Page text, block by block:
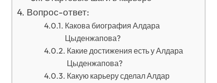
Вопрос-ответ:
Какова биография Алдара
Цыденжапова?
Какие достижения есть у Алдара
Цыденжапова?
Какую карьеру сделал Алдар